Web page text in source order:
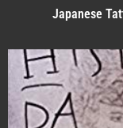
Japanese